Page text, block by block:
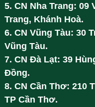
5. CN Nha Trang: 09
Trang, Khánh Hoà.
6. CN Vũng Tàu: 30
Vũng Tàu.
7. CN Đà Lạt: 39
Đồng.
8. CN Cần Thơ: 210
TP Cần Thơ.